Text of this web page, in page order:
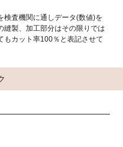
検査機関に通しデータ(数値)を
縫製、加工部分はその限りでは
もカット率100％と表記させて